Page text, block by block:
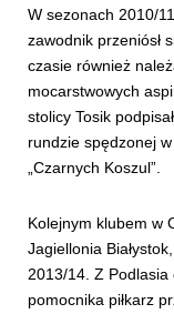
W sezonach 2010/
zawodnik przeniósł
czasie również
mocarstwowych
stolicy Tosik
rundzie spędzonej
„Czarnych Koszul”.
Kolejnym klubem w
Jagiellonia
2013/14. Z
pomocnika piłkarz